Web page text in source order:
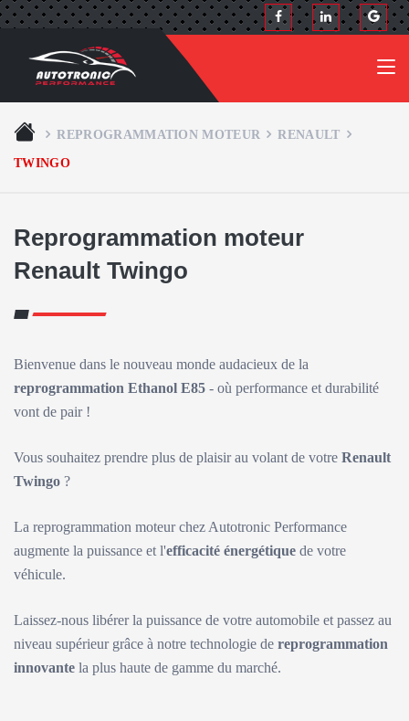
REPROGRAMMATION MOTEUR
RENAULT
TWINGO
Reprogrammation moteur
Renault Twingo
Bienvenue dans le nouveau monde audacieux de la
reprogrammation Ethanol E85 - où performance et durabilité
vont de pair !
Vous souhaitez prendre plus de plaisir au volant de votre Renault
Twingo ?
La reprogrammation moteur chez Autotronic Performance
augmente la puissance et l'efficacité énergétique de votre
véhicule.
Laissez-nous libérer la puissance de votre automobile et passez au
niveau supérieur grâce à notre technologie de reprogrammation
innovante la plus haute de gamme du marché.